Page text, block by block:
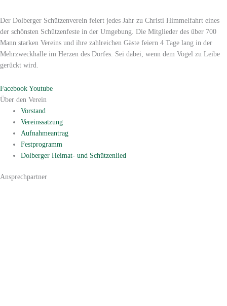
Der Dolberger Schützenverein feiert jedes Jahr zu Christi Himmelfahrt eines
der schönsten Schützenfeste in der Umgebung. Die Mitglieder des über 700
Mann starken Vereins und ihre zahlreichen Gäste feiern 4 Tage lang in der
Mehrzweckhalle im Herzen des Dorfes. Sei dabei, wenn dem Vogel zu Leibe
gerückt wird.
Facebook Youtube
Über den Verein
Vorstand
Vereinssatzung
Aufnahmeantrag
Festprogramm
Dolberger Heimat- und Schützenlied
Ansprechpartner